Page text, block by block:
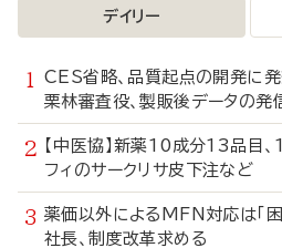
デイリー
CES省略、品質起点の開発
栗林審査役、製販後データの発
【中医協】新薬10成分13品
フィのサークリサ皮下注など
薬価以外によるMFN対応は「
社長、制度改革求める